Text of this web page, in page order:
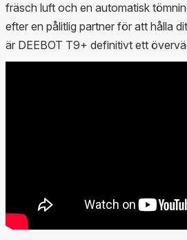
fräsch luft och en automatisk
efter en pålitlig partner för att hålla
är DEEBOT T9+ definitivt ett